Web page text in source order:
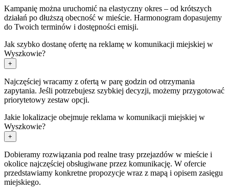
Kampanię można uruchomić na elastyczny okres – od krótszych
działań po dłuższą obecność w mieście. Harmonogram dopasujemy
do Twoich terminów i dostępności emisji.
Jak szybko dostanę ofertę na reklamę w komunikacji miejskiej w
Wyszkowie?
+
Najczęściej wracamy z ofertą w parę godzin od otrzymania
zapytania. Jeśli potrzebujesz szybkiej decyzji, możemy przygotować
priorytetowy zestaw opcji.
Jakie lokalizacje obejmuje reklama w komunikacji miejskiej w
Wyszkowie?
+
Dobieramy rozwiązania pod realne trasy przejazdów w mieście i
okolice najczęściej obsługiwane przez komunikację. W ofercie
przedstawiamy konkretne propozycje wraz z mapą i opisem zasięgu
miejskiego.